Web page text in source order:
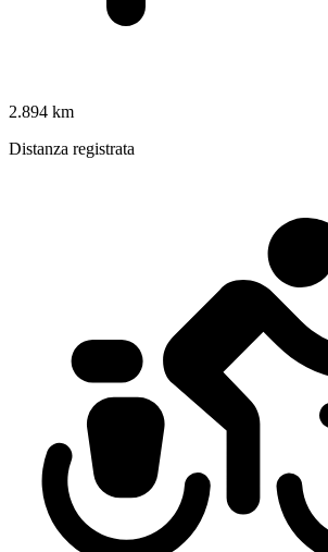
2.894 km
Distanza registrata